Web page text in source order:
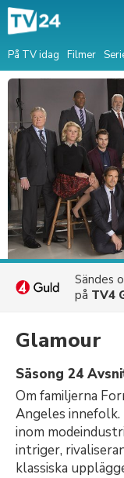
På TV idag Filmer
Sändes
på TV4
Glamour
Säsong 24
Om familjerna
Angeles innefolk.
inom
intriger,
klassiska